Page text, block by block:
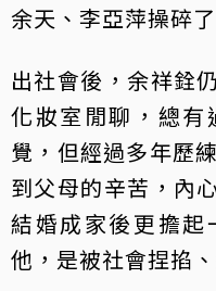
余天、李亞萍操碎了
出社會後，余祥銓
化妝室閒聊，總
覺，但經過多年歷
到父母的辛苦，內
結婚成家後更擔起
他，是被社會捏掐